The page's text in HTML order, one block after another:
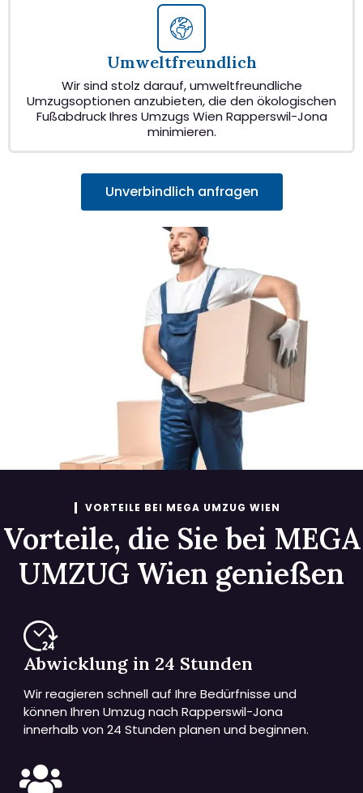
Umweltfreundlich
Wir sind stolz darauf, umweltfreundliche
Umzugsoptionen anzubieten, die den ökologischen
Fußabdruck Ihres Umzugs Wien Rapperswil-Jona
minimieren.
Unverbindlich anfragen
VORTEILE BEI MEGA UMZUG WIEN
Vorteile, die Sie bei MEGA
UMZUG Wien genießen
Abwicklung in 24 Stunden
Wir reagieren schnell auf Ihre Bedürfnisse und
können Ihren Umzug nach Rapperswil-Jona
innerhalb von 24 Stunden planen und beginnen.